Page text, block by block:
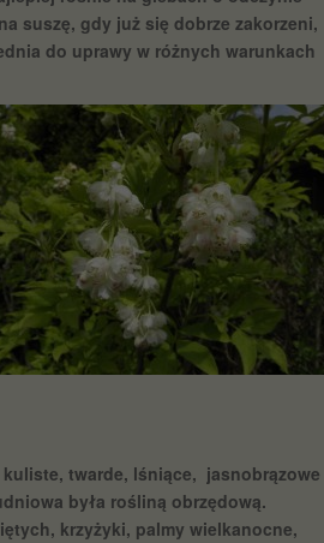
suszę, gdy już się dobrze zakorzeni,
do uprawy w różnych warunkach
twarde, lśniące, jasnobrązowe
była rośliną obrzędową.
krzyżyki, palmy wielkanocne,